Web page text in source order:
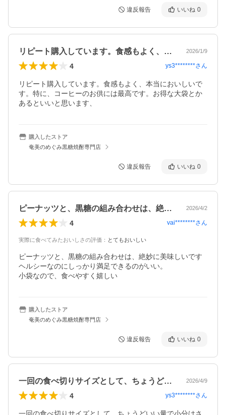
違反報告 いいね 0
リピート購入しています。食感もよく、本… 2026/1/9
4 ys3********さん
リピート購入しています。食感もよく、本当においしいで
す。特に、コーヒーのお供には最高です。お得な大袋とか
あるといいと思います、
購入したストア
奄美のめぐみ黒糖焼酎専門店
違反報告 いいね 0
ピーナッツと、黒糖の組み合わせは、絶妙… 2026/4/2
4 vai********さん
実際に食べてみたおいしさの評価 ： とてもおいしい
ピーナッツと、黒糖の組み合わせは、絶妙に美味しいです
ヘルシーなのにしっかり満足できるのがいい。
小袋なので、食べやすく嬉しい
購入したストア
奄美のめぐみ黒糖焼酎専門店
違反報告 いいね 0
一回の食べ切りサイズとして、ちょうどい… 2026/4/9
4 ys3********さん